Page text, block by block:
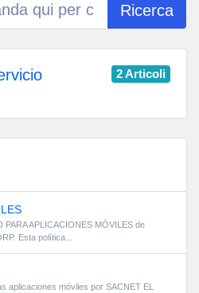
Ricerca
2 Articoli
PARA APLICACIONES MÓVILES de
Esta política...
aplicaciones móviles por SACNET EL